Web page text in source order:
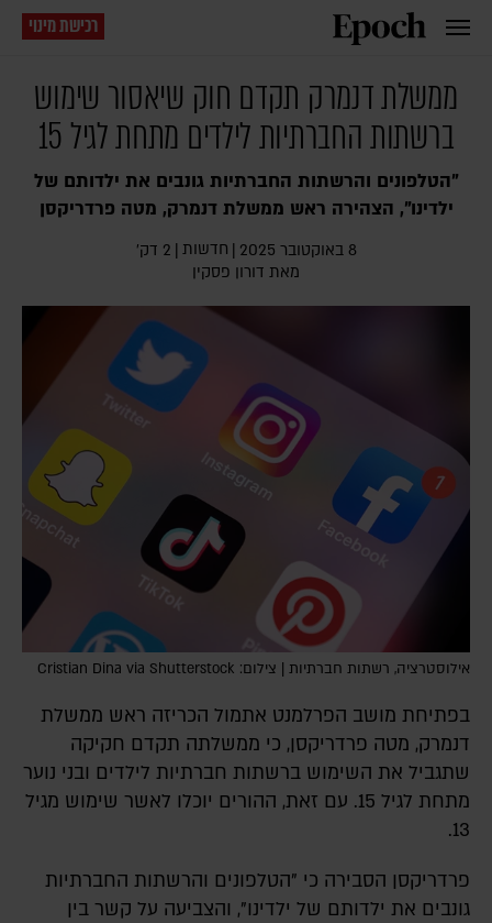
רכישת מינוי
ממשלת דנמרק תקדם חוק שיאסור שימוש
ברשתות החברתיות לילדים מתחת לגיל 15
"הטלפונים והרשתות החברתיות גונבים את ילדותם של
ילדינו", הצהירה ראש ממשלת דנמרק, מטה פרדריקסן
8 באוקטובר 2025 | חדשות | 2 דק׳
מאת דורון פסקין
אילוסטרציה, רשתות חברתיות | צילום: Cristian Dina via Shutterstock
בפתיחת מושב הפרלמנט אתמול הכריזה ראש ממשלת
דנמרק, מטה פרדריקסן, כי ממשלתה תקדם חקיקה
שתגביל את השימוש ברשתות חברתיות לילדים ובני נוער
מתחת לגיל 15. עם זאת, ההורים יוכלו לאשר שימוש מגיל
13.
פרדריקסן הסבירה כי "הטלפונים והרשתות החברתיות
גונבים את ילדותם של ילדינו", והצביעה על קשר בין